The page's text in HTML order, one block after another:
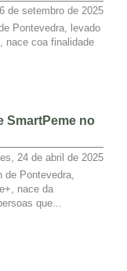
de setembro de 2025
Pontevedra, levado
nace coa finalidade
SmartPeme no
24 de abril de 2025
Pontevedra,
nace da
que...